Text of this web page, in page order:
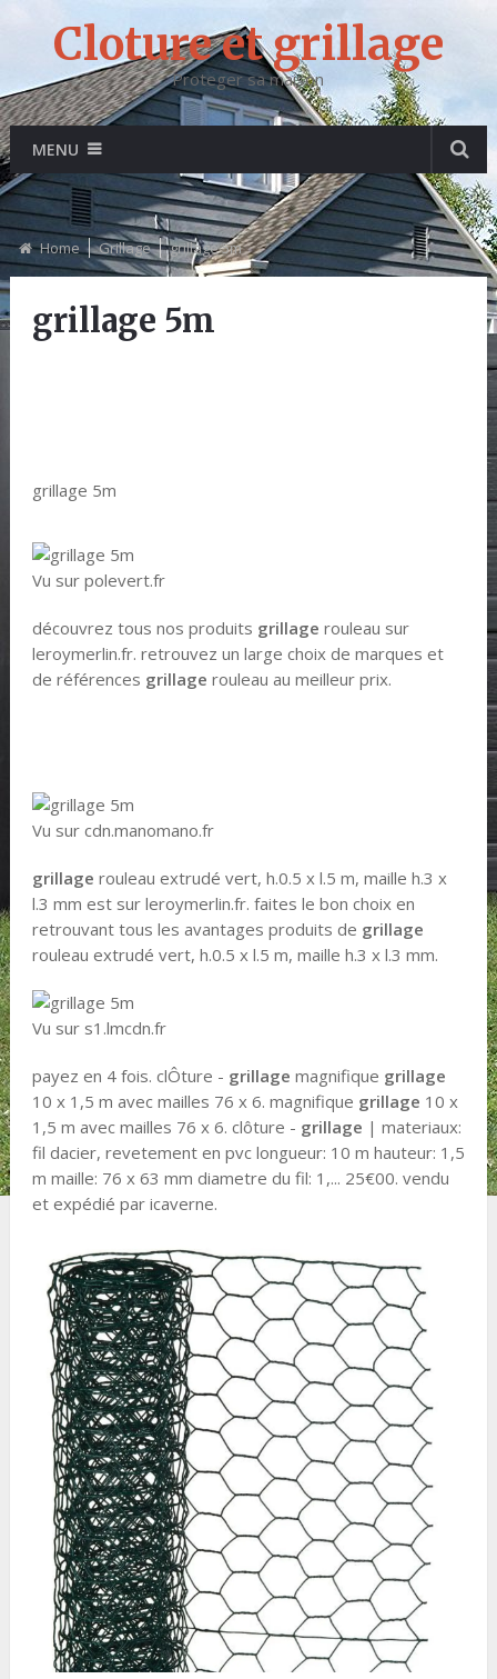
Cloture et grillage
Proteger sa maison
MENU
Home Grillage grillage 5m
grillage 5m
grillage 5m
Vu sur polevert.fr
découvrez tous nos produits grillage rouleau sur
leroymerlin.fr. retrouvez un large choix de marques et
de références grillage rouleau au meilleur prix.
Vu sur cdn.manomano.fr
grillage rouleau extrudé vert, h.0.5 x l.5 m, maille h.3 x
l.3 mm est sur leroymerlin.fr. faites le bon choix en
retrouvant tous les avantages produits de grillage
rouleau extrudé vert, h.0.5 x l.5 m, maille h.3 x l.3 mm.
Vu sur s1.lmcdn.fr
payez en 4 fois. clÔture - grillage magnifique grillage
10 x 1,5 m avec mailles 76 x 6. magnifique grillage 10 x
1,5 m avec mailles 76 x 6. clôture - grillage | materiaux:
fil dacier, revetement en pvc longueur: 10 m hauteur: 1,5
m maille: 76 x 63 mm diametre du fil: 1,... 25€00. vendu
et expédié par icaverne.